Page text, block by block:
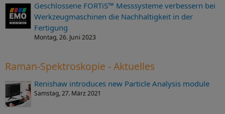
Geschlossene FORTiS™ Messsysteme verbessern bei
Werkzeugmaschinen die Nachhaltigkeit in der
Fertigung
Montag, 26. Juni 2023
Raman-Spektroskopie - Aktuelles
Renishaw introduces new Particle Analysis module
Samstag, 27. März 2021